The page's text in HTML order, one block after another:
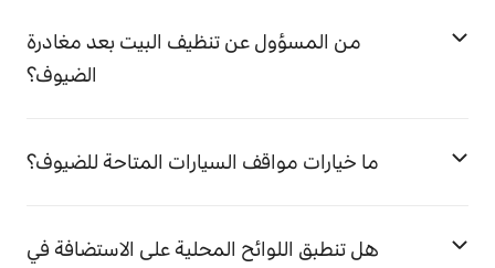
من المسؤول عن تنظيف البيت بعد مغادرة
الضيوف؟
ما خيارات مواقف السيارات المتاحة للضيوف؟
هل تنطبق اللوائح المحلية على الاستضافة في